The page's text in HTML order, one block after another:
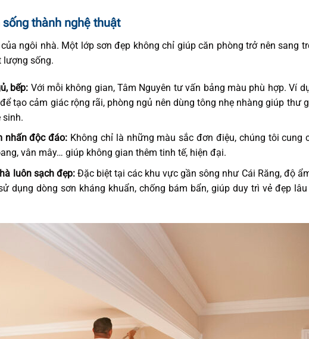
thành nghệ thuật
ngôi nhà. Một lớp sơn đẹp không chỉ giúp căn phòng trở nên sang
lượng sống.
bếp: Với mỗi không gian, Tâm Nguyên tư vấn bảng màu phù hợp. Ví
tạo cảm giác rộng rãi, phòng ngủ nên dùng tông nhẹ nhàng giúp thư
sinh.
nhấn độc đáo: Không chỉ là những màu sắc đơn điệu, chúng tôi cung
vân mây… giúp không gian thêm tinh tế, hiện đại.
luôn sạch đẹp:Đặc biệt tại các khu vực gần sông như Cái Răng, độ
dụng dòng sơn kháng khuẩn, chống bám bẩn, giúp duy trì vẻ đẹp